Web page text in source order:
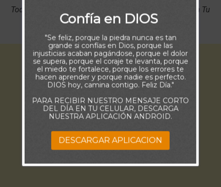
Todo lo que soy, lo entrego en Tus manos, ¡que se haga Tu
voluntad en mí!
Confía en DIOS
"Se feliz, porque la piedra nunca es tan
grande si confías en Dios, porque las
injusticias acaban pagándose, porque el dolor
se supera, porque el coraje te levanta, porque
el miedo te fortalece, porque los errores te
hacen aprender y porque nadie es perfecto.
DIOS hoy, camina contigo. Feliz Día."
PARA RECIBIR NUESTRO MENSAJE CORTO
DEL DÍA EN TU CELULAR, DESCARGA
NUESTRA APLICACIÓN ANDROID.
DESCARGAR APLICACION